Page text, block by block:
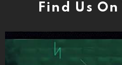
Find Us